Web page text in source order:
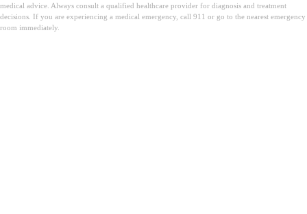
medical advice. Always consult a qualified healthcare provider for diagnosis and treatment
decisions. If you are experiencing a medical emergency, call 911 or go to the nearest emergency
room immediately.